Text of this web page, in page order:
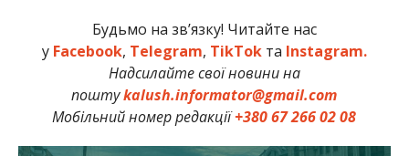
Будьмо на зв’язку! Читайте нас
у Facebook, Telegram, TikTokта Instagram.
Надсилайте свої новини на
поштуkalush.informator@gmail.com
Мобільний номер редакції+380 67 266 02 08